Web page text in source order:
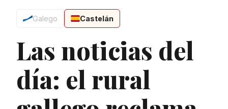
Galego Castelán
Las noticias del
día: el rural